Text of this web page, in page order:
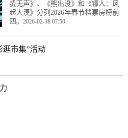
蛰无声》、《熊出没》和《镖人：风
起大漠》分列2026年春节档票房榜前
四。 2026-02-18 07:50
逛市集”活动